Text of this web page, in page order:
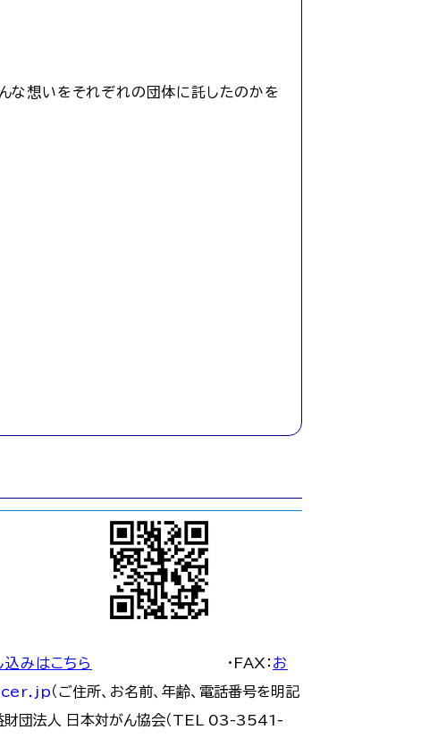
な想いをそれぞれの団体に託したのかを
みはこちら ・FAX： お
（ご住所、お名前、年齢、電話番号を明記
財団法人 日本対がん協会（TEL 03-3541-